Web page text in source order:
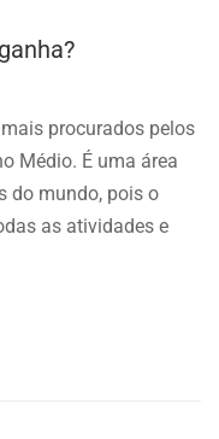
procurados pelos
Médio. É uma área
do mundo, pois o
as atividades e